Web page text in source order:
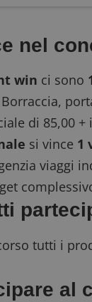
nel
win ci sono
di 85,00 +
si vince 1
viaggi
tutti i
al